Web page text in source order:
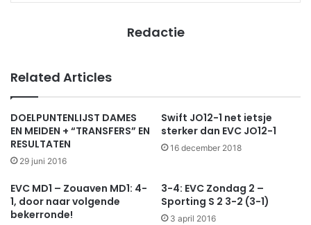
Redactie
Related Articles
DOELPUNTENLIJST DAMES
EN MEIDEN + “TRANSFERS” EN
RESULTATEN
29 juni 2016
Swift JO12-1 net ietsje
sterker dan EVC JO12-1
16 december 2018
EVC MD1 – Zouaven MD1: 4-
1, door naar volgende
bekerronde!
3-4: EVC Zondag 2 –
Sporting S 2 3-2 (3-1)
3 april 2016